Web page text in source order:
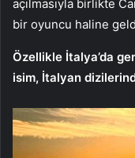
açılmasıyla birlikte
bir oyuncu haline
Özellikle İtalya’da
isim, İtalyan